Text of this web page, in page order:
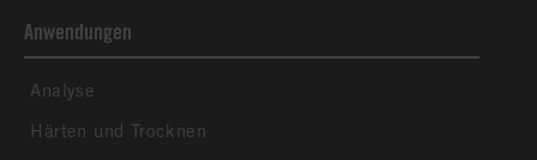
Anwendungen
Analyse
Härten und Trocknen